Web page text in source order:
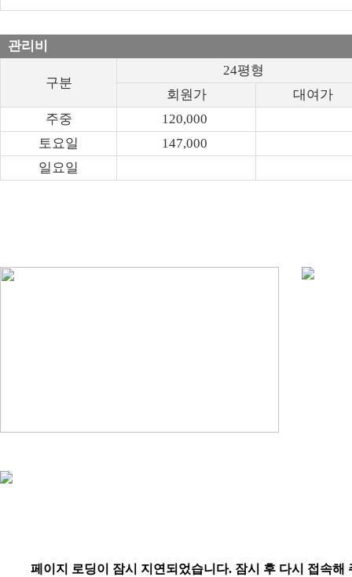
관리비
구분
24평형
회원가
대여가
주중
120,000
토요일
147,000
일요일